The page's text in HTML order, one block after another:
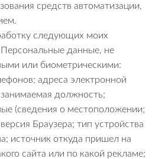
средств автоматизации,
следующих моих
данные, не
или биометрическими:
адреса электронной
должность;
(сведения о местоположении;
Браузера; тип устройства
источник откуда пришел на
сайта или по какой рекламе;